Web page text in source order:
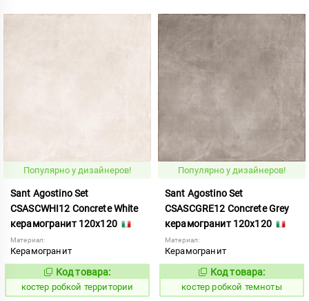
Популярно у дизайнеров!
Sant Agostino Set
CSASCWHI12 Concrete White
керамогранит 120x120
Материал:
Керамогранит
806729
Код товара:
костер робкой территории
Популярно у дизайнеров!
Sant Agostino Set
CSASCGRE12 Concrete Grey
керамогранит 120x120
Материал:
Керамогранит
806727
Код товара:
костер робкой темноты